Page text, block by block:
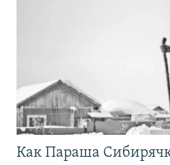
Как Параша